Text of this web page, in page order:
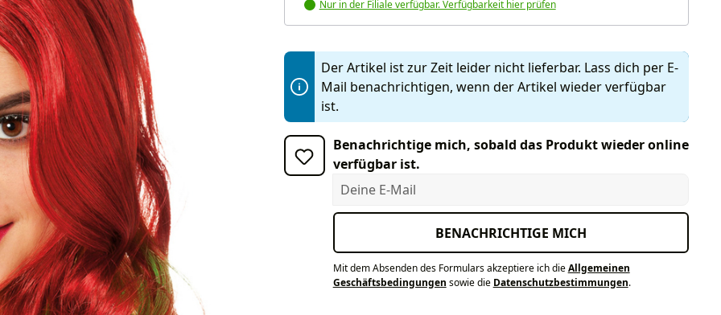
Nur in der Filiale verfügbar. Verfügbarkeit hier prüfen
Der Artikel ist zur Zeit leider nicht lieferbar. Lass dich per E-
Mail benachrichtigen, wenn der Artikel wieder verfügbar
ist.
Benachrichtige mich, sobald das Produkt wieder online
verfügbar ist.
Deine E-Mail
BENACHRICHTIGE MICH
Mit dem Absenden des Formulars akzeptiere ich dieAllgemeinen
Geschäftsbedingungen sowie die Datenschutzbestimmungen.